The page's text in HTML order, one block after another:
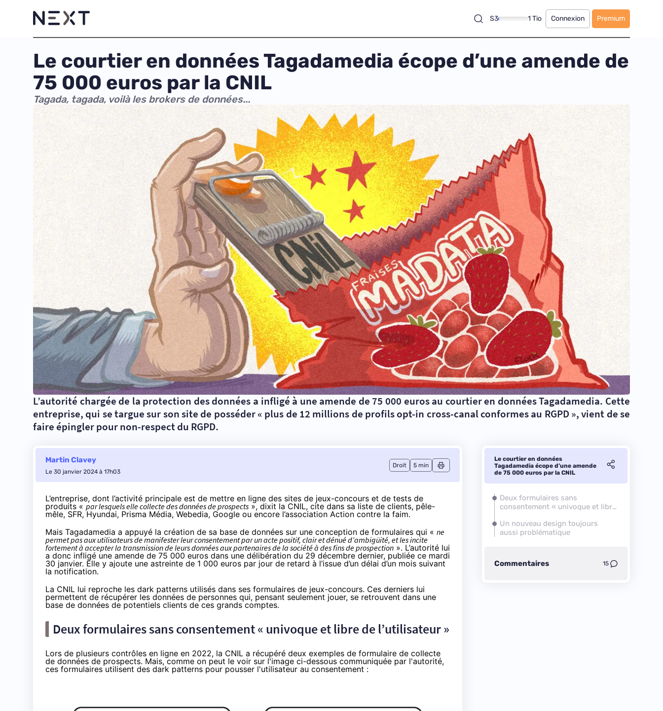
S3 1 Tio Connexion Premium
Le courtier en données Tagadamedia écope d’une amende de
75 000 euros par la CNIL
Tagada, tagada, voilà les brokers de données...
L’autorité chargée de la protection des données a infligé à une amende de 75 000 euros au courtier en données Tagadamedia. Cette
entreprise, qui se targue sur son site de posséder « plus de 12 millions de profils opt-in cross-canal conformes au RGPD », vient de se
faire épingler pour non-respect du RGPD.
Martin Clavey
Le 30 janvier 2024 à 17h03
Droit 5 min
L’entreprise, dont l’activité principale est de mettre en ligne des sites de jeux-concours et de tests de
produits « par lesquels elle collecte des données de prospects », dixit la CNIL, cite dans sa liste de clients, pêle-
mêle, SFR, Hyundai, Prisma Média, Webedia, Google ou encore l’association Action contre la faim.
Mais Tagadamedia a appuyé la création de sa base de données sur une conception de formulaires qui « ne
permet pas aux utilisateurs de manifester leur consentement par un acte positif, clair et dénué d’ambigüité, et les incite
fortement à accepter la transmission de leurs données aux partenaires de la société à des fins de prospection ». L’autorité lui
a donc infligé une amende de 75 000 euros dans une délibération du 29 décembre dernier, publiée ce mardi
30 janvier. Elle y ajoute une astreinte de 1 000 euros par jour de retard à l’issue d’un délai d’un mois suivant
la notification.
La CNIL lui reproche les dark patterns utilisés dans ses formulaires de jeux-concours. Ces derniers lui
permettent de récupérer les données de personnes qui, pensant seulement jouer, se retrouvent dans une
base de données de potentiels clients de ces grands comptes.
Deux formulaires sans consentement « univoque et libre de l’utilisateur »
Lors de plusieurs contrôles en ligne en 2022, la CNIL a récupéré deux exemples de formulaire de collecte
de données de prospects. Mais, comme on peut le voir sur l'image ci-dessous communiquée par l'autorité,
ces formulaires utilisent des dark patterns pour pousser l'utilisateur au consentement :
Le courtier en données
Tagadamedia écope d’une amende
de 75 000 euros par la CNIL
Deux formulaires sans
consentement « univoque et libre
Un nouveau design toujours
aussi problématique
Commentaires 15